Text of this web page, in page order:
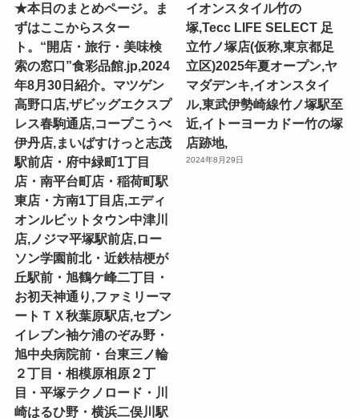
★本日のまとめページ。ま
ずはここからスター
ト。“開店・旅行・美味検
索の窓口”食彩品館.jp,2024
年8月30日紹介。マツゲン
高野口店,ザビッグエクスプ
レス春駒通店,コープこうべ
伊丹店,まいばすけっと志茂
駅前店・府中緑町1丁目
店・南平台町店・稲荷町駅
東店・方南1丁目店,エディ
オンルビットタウン中津川
店,ノジマ平塚駅前店,ロー
ソン学園前北・近鉄桔梗が
丘駅前・旭鶴ケ峰二丁目・
お初天神通り,ファミリーマ
ートＴＸ秋葉原駅店,セブン
イレブン袖ケ浦のぞみ野・
旭中央病院前・台東三ノ輪
２丁目・相模原相原２丁
目・平塚テクノロード・川
崎はるひ野・横浜二俣川駅
イオンスタイル竹の
塚,Tecc LIFE SELECT ⾜
⽴⽵ノ塚店(仮称,東京都足
立区)2025年夏オープン,ヤ
マダデンキ,イオンスタイ
ル,東武伊勢崎線竹ノ塚駅至
近,イトーヨーカドー竹の塚
店跡地,
2024年8月29日